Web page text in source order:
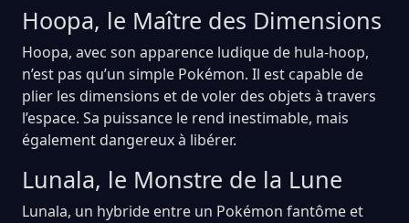
Hoopa, le Maître des Dimensions
Hoopa, avec son apparence ludique de hula-hoop,
n’est pas qu’un simple Pokémon. Il est capable de
plier les dimensions et de voler des objets à travers
l’espace. Sa puissance le rend inestimable, mais
également dangereux à libérer.
Lunala, le Monstre de la Lune
Lunala, un hybride entre un Pokémon fantôme et